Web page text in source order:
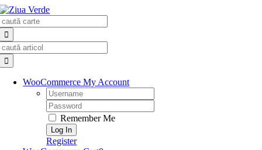
Skip
to
content
WooCommerce My Account
Username:
Password:
Remember Me
Register